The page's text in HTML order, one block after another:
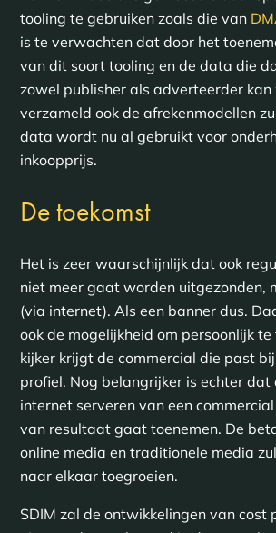
tooling te gebruiken zoals die van
is te verwachten dat door het
van dit soort tooling en de data die
zowel publisher als adverteerder kan
verzameld ook de afrekenmodellen
data wordt nu al gebruikt voor
inkoopprijs.
De toekomst
Het is zeer waarschijnlijk dat ook
niet meer gaat worden uitgezonden,
(via internet). Als een banner dus.
ook de mogelijkheid om persoonlijk
kijker krijgt de commercial die past
profiel. Nog belangrijker is echter dat
internet serveren van een
van resultaat gaat toenemen. De
online media en traditionele media
naar elkaar toegroeien.
SDIM zal de ontwikkelingen van cost